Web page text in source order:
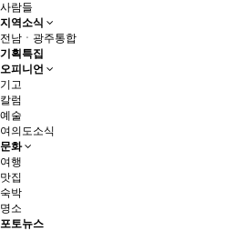
사람들
지역소식
전남ㆍ광주통합
기획특집
오피니언
기고
칼럼
예술
여의도소식
문화
여행
맛집
숙박
명소
포토뉴스